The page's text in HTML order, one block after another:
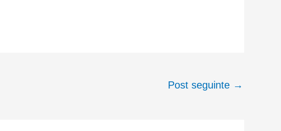
Post seguinte →